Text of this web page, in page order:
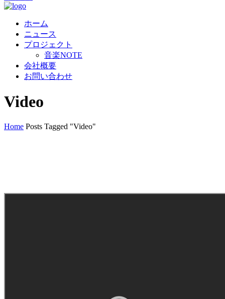
ホーム
ニュース
プロジェクト
音楽NOTE
会社概要
お問い合わせ
Video
Home Posts Tagged "Video"